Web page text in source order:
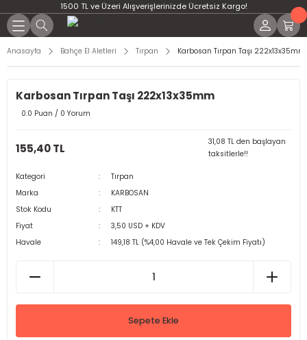
1500 TL ve Üzeri Alışverişlerinizde Ücretsiz Kargo!
Anasayfa Bahçe El Aletleri Tırpan Karbosan Tırpan Taşı 222x13x35mm
Karbosan Tırpan Taşı 222x13x35mm
0.0 Puan / 0 Yorum
155,40 TL
31,08 TL den başlayan
taksitlerle!!
Kategori
Tırpan
Marka
KARBOSAN
Stok Kodu
KTT
Fiyat
3,50 USD + KDV
Havale
149,18 TL (%4,00 Havale ve Tek Çekim Fiyatı)
Sepete Ekle